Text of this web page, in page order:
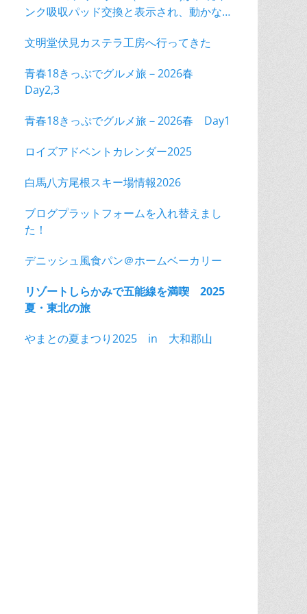
ンク吸収パッド交換と表示され、動かな
文明堂伏見カステラ工房へ行ってきた
青春18きっぷでグルメ旅－2026春
Day2,3
青春18きっぷでグルメ旅－2026春 Day1
ロイズアドベントカレンダー2025
白馬八方尾根スキー場情報2026
ブログプラットフォームを入れ替えまし
た！
デニッシュ風食パン＠ホームベーカリー
リゾートしらかみで五能線を満喫 2025
夏・東北の旅
やまとの夏まつり2025 in 大和郡山